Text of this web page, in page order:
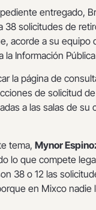
entregado,
38 solicitudes de
acorde a su
la Información
la página de
de solicitud
a las salas de
tema, Mynor
lo que compete
38 o 12 las
en Mixco nadie